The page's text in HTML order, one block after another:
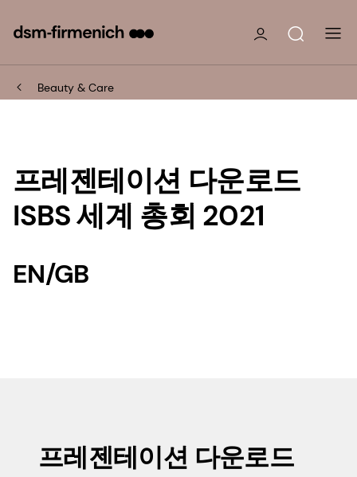
Beauty & Care
프레젠테이션 다운로드
ISBS 세계 총회 2021
EN/GB
프레젠테이션 다운로드